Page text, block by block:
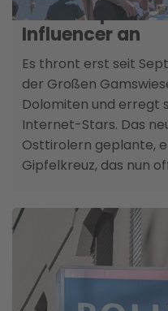
Neues
Influencer an
Es thront erst seit
der Großen
Dolomiten und erregt
Internet-Stars. Das
Osttirolern geplante,
Gipfelkreuz, das nun